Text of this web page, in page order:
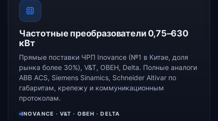
Частотные преобразователи 0,75–630
кВт
Прямые поставки ЧРП Inovance (№1 в Китае, доля
рынка более 30%), V&T, ОВЕН, Delta. Полные аналоги
ABB ACS, Siemens Sinamics, Schneider Altivar по
габаритам, крепежу и коммуникационным
протоколам.
INOVANCE · V&T · ОВЕН · DELTA